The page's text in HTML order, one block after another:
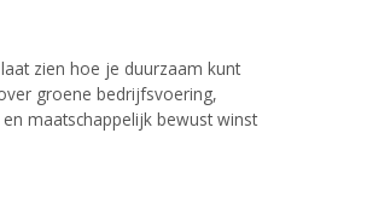
zien hoe je duurzaam kunt
groene bedrijfsvoering,
maatschappelijk bewust winst